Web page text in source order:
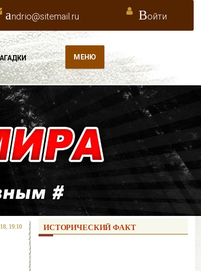
andrio@sitemail.ru Войти
АГАДКИ МЕНЮ
19:10 ИСТОРИЧЕСКИЙ ФАКТ